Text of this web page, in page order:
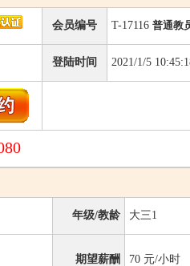
会员编号 T-17116 普通教
登陆时间 2021/1/5
年级/教龄 大三1
期望薪酬 70 元/小时